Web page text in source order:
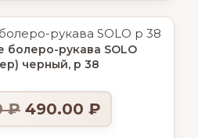
болеро-рукава SOLO
черный, р 38
₽ 490.00 ₽